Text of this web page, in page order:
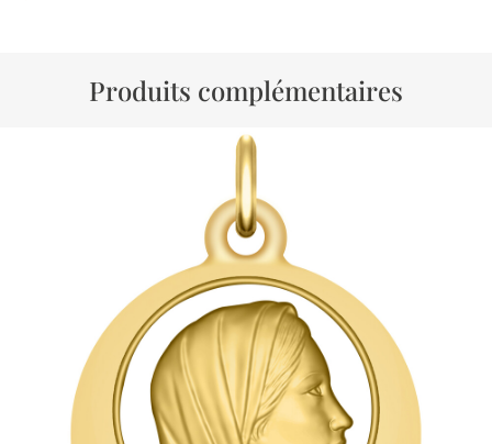
Produits complémentaires